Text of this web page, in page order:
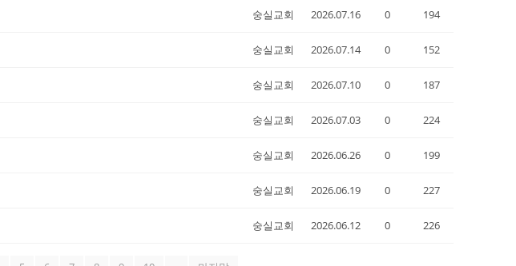
숭실교회 2026.07.16 0 194
숭실교회 2026.07.14 0 152
숭실교회 2026.07.10 0 187
숭실교회 2026.07.03 0 224
숭실교회 2026.06.26 0 199
숭실교회 2026.06.19 0 227
숭실교회 2026.06.12 0 226